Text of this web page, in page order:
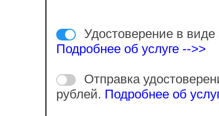
Удостоверение в виде
Подробнее об услуге -->>
Отправка
рублей. Подробнее об